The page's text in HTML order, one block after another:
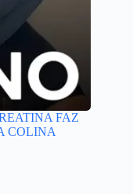
FAZ
COLINA